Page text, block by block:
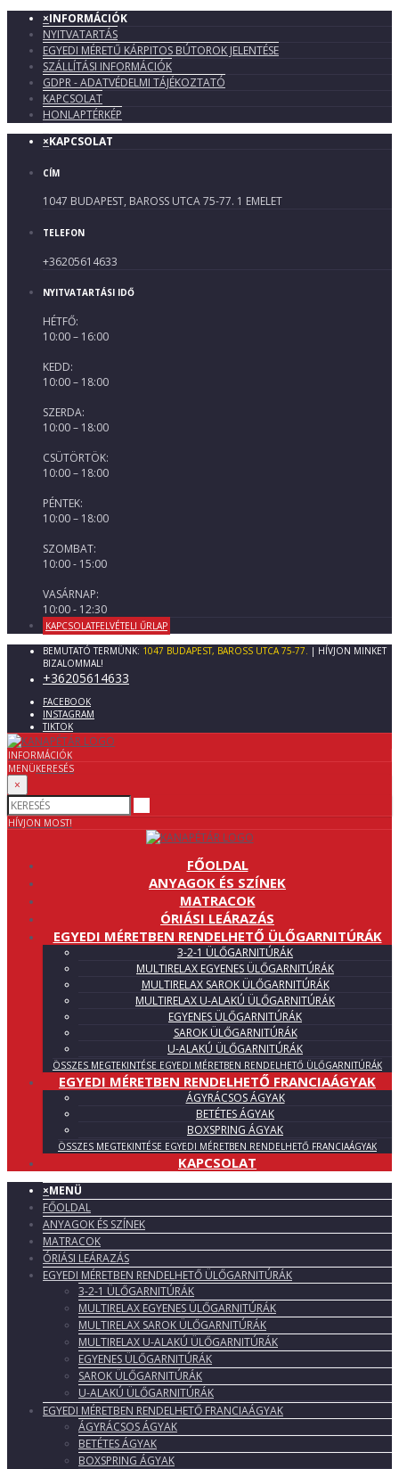
×INFORMÁCIÓK
NYITVATARTÁS
EGYEDI MÉRETŰ KÁRPITOS BÚTOROK JELENTÉSE
SZÁLLÍTÁSI INFORMÁCIÓK
GDPR - ADATVÉDELMI TÁJÉKOZTATÓ
KAPCSOLAT
HONLAPTÉRKÉP
×KAPCSOLAT
CÍM
1047 BUDAPEST, BAROSS UTCA 75-77. 1 EMELET
TELEFON
+36205614633
NYITVATARTÁSI IDŐ
HÉTFŐ:
10:00 – 16:00
KEDD:
10:00 – 18:00
SZERDA:
10:00 – 18:00
CSÜTÖRTÖK:
10:00 – 18:00
PÉNTEK:
10:00 – 18:00
SZOMBAT:
10:00 - 15:00
VASÁRNAP:
10:00 - 12:30
KAPCSOLATFELVÉTELI ŰRLAP
BEMUTATÓ TERMÜNK: 1047 BUDAPEST, BAROSS UTCA 75-77.
| HÍVJON MINKET
BIZALOMMAL!
+36205614633
FACEBOOK
INSTAGRAM
TIKTOK
INFORMÁCIÓK
MENÜKERESÉS
×
HÍVJON MOST!
FŐOLDAL
ANYAGOK ÉS SZÍNEK
MATRACOK
ÓRIÁSI LEÁRAZÁS
EGYEDI MÉRETBEN RENDELHETŐ ÜLŐGARNITÚRÁK
3-2-1 ÜLŐGARNITÚRÁK
MULTIRELAX EGYENES ÜLŐGARNITÚRÁK
MULTIRELAX SAROK ÜLŐGARNITÚRÁK
MULTIRELAX U-ALAKÚ ÜLŐGARNITÚRÁK
EGYENES ÜLŐGARNITÚRÁK
SAROK ÜLŐGARNITÚRÁK
U-ALAKÚ ÜLŐGARNITÚRÁK
ÖSSZES MEGTEKINTÉSE EGYEDI MÉRETBEN RENDELHETŐ ÜLŐGARNITÚRÁK
EGYEDI MÉRETBEN RENDELHETŐ FRANCIAÁGYAK
ÁGYRÁCSOS ÁGYAK
BETÉTES ÁGYAK
BOXSPRING ÁGYAK
ÖSSZES MEGTEKINTÉSE EGYEDI MÉRETBEN RENDELHETŐ FRANCIAÁGYAK
KAPCSOLAT
×MENÜ
FŐOLDAL
ANYAGOK ÉS SZÍNEK
MATRACOK
ÓRIÁSI LEÁRAZÁS
EGYEDI MÉRETBEN RENDELHETŐ ÜLŐGARNITÚRÁK
3-2-1 ÜLŐGARNITÚRÁK
MULTIRELAX EGYENES ÜLŐGARNITÚRÁK
MULTIRELAX SAROK ÜLŐGARNITÚRÁK
MULTIRELAX U-ALAKÚ ÜLŐGARNITÚRÁK
EGYENES ÜLŐGARNITÚRÁK
SAROK ÜLŐGARNITÚRÁK
U-ALAKÚ ÜLŐGARNITÚRÁK
EGYEDI MÉRETBEN RENDELHETŐ FRANCIAÁGYAK
ÁGYRÁCSOS ÁGYAK
BETÉTES ÁGYAK
BOXSPRING ÁGYAK